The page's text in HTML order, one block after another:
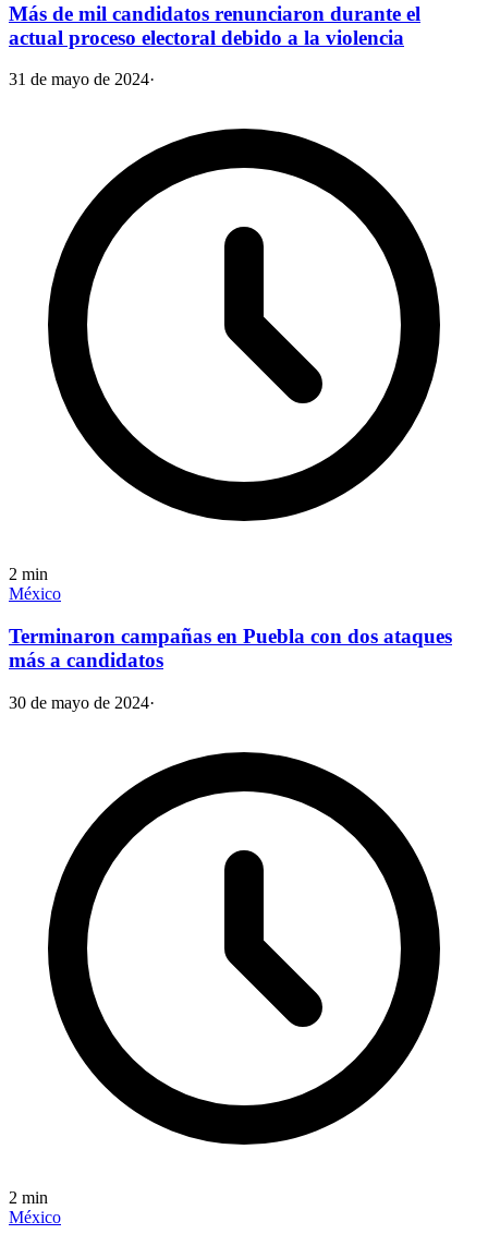
Más de mil candidatos renunciaron durante el
actual proceso electoral debido a la violencia
31 de mayo de 2024·
2 min
México
Terminaron campañas en Puebla con dos ataques
más a candidatos
30 de mayo de 2024·
2 min
México